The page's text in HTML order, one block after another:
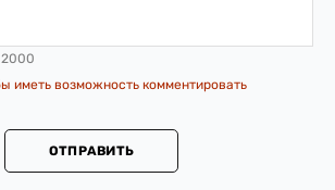
2000
иметь возможность комментировать
ОТПРАВИТЬ